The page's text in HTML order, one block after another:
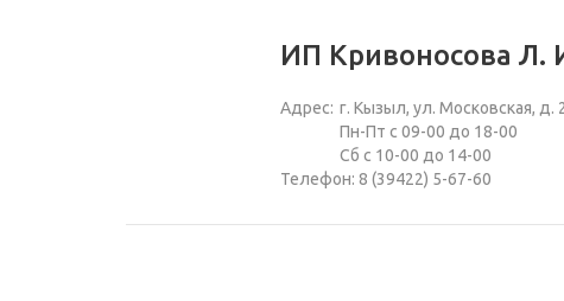
ИП Кривоносова
Адрес: г. Кызыл, ул. Московская, д.
Пн-Пт с 09-00 до 18-00
Сб с 10-00 до 14-00
Телефон: 8 (39422) 5-67-60